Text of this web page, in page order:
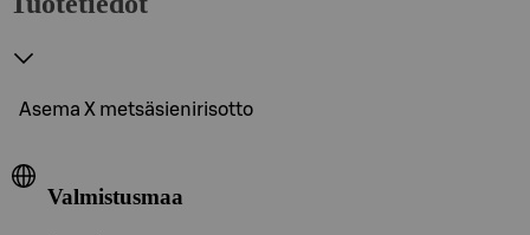
Asema X metsäsienirisotto
Valmistusmaa